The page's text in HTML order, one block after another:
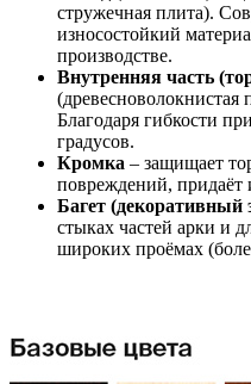
стружечная плита).
износостойкий
производстве.
Внутренняя часть
(древесноволокнистая
Благодаря гибкости
градусов.
Кромка – защищает
повреждений, придаёт
Багет (декоративный
стыках частей арки и
широких проёмах